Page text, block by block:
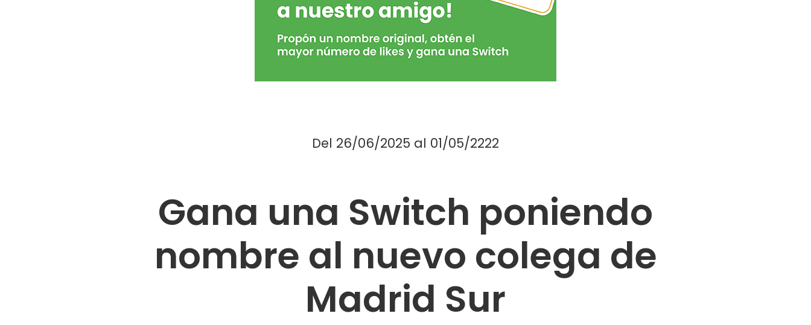
Del 26/06/2025 al 01/05/2222
Gana una Switch poniendo
nombre al nuevo colega de
Madrid Sur